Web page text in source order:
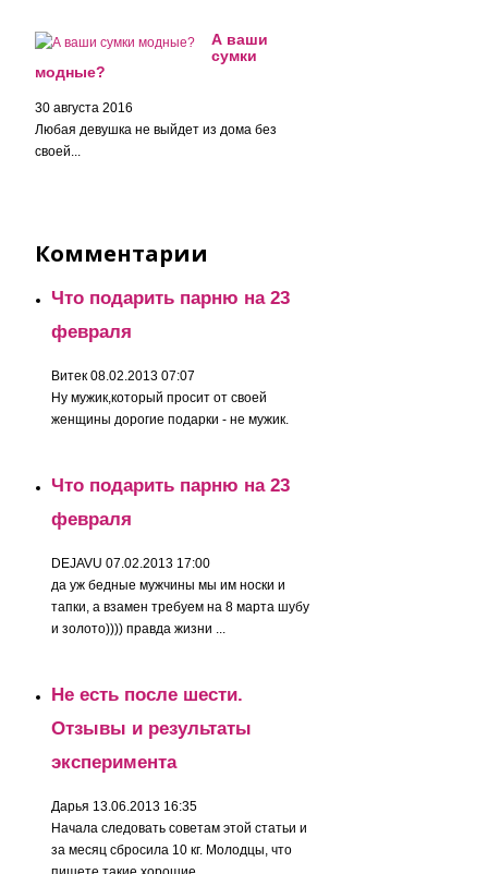
А ваши
сумки
модные?
30 августа 2016
Любая девушка не выйдет из дома без
своей...
Комментарии
Что подарить парню на 23
февраля
Витек 08.02.2013 07:07
Ну мужик,который просит от своей
женщины дорогие подарки - не мужик.
Что подарить парню на 23
февраля
DEJAVU 07.02.2013 17:00
да уж бедные мужчины мы им носки и
тапки, а взамен требуем на 8 марта шубу
и золото)))) правда жизни ...
Не есть после шести.
Отзывы и результаты
эксперимента
Дарья 13.06.2013 16:35
Начала следовать советам этой статьи и
за месяц сбросила 10 кг. Молодцы, что